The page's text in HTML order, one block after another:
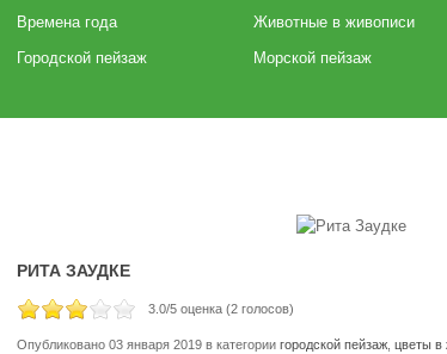
Времена года
Городской пейзаж
Животные в живописи
Морской пейзаж
РИТА ЗАУДКЕ
3.0/5 оценка (2 голосов)
Опубликовано 03 января 2019 в категории городской пейзаж цветы в